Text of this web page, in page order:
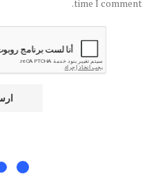
time I comment.